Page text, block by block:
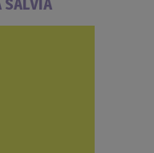
SALVIA